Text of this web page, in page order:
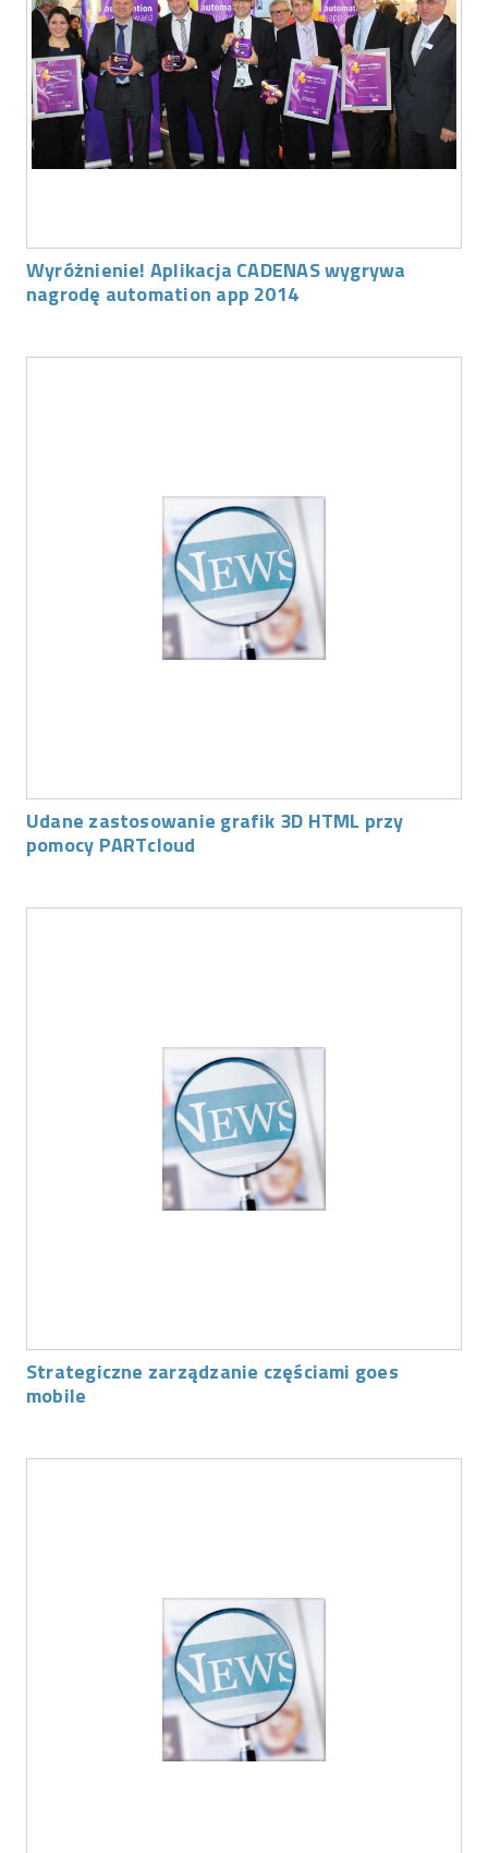
Wyróżnienie! Aplikacja CADENAS wygrywa
nagrodę automation app 2014
Udane zastosowanie grafik 3D HTML przy
pomocy PARTcloud
Strategiczne zarządzanie częściami goes
mobile